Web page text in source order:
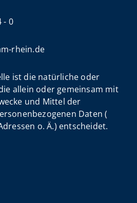
- 0
rhein.de
ist die natürliche oder
allein oder gemeinsam mit
und Mittel der
Daten (
o. Ä.) entscheidet.